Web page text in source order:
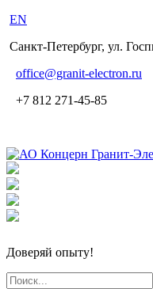
EN
Санкт-Петербург, ул.
office@granit-electron.ru
+7 812 271-45-85
Доверяй опыту!